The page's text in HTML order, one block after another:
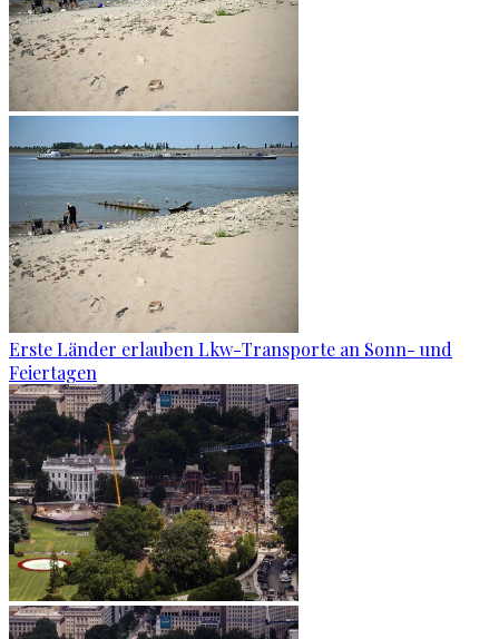
Erste Länder erlauben Lkw-Transporte an Sonn- und
Feiertagen